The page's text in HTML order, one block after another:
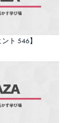
ト 546】